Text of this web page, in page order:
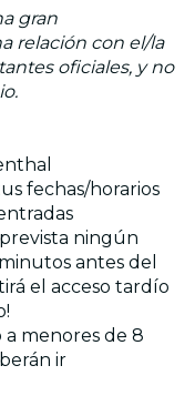
gran
relación con el/la
oficiales, y no
fechas/horarios
prevista ningún
antes del
el acceso tardío
a menores de 8
ir